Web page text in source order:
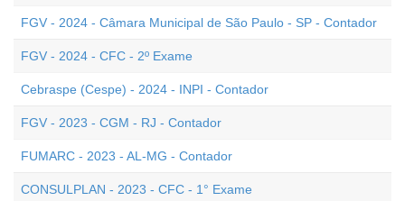
FGV - 2024 - Câmara Municipal de São Paulo - SP - Contador
FGV - 2024 - CFC - 2º Exame
Cebraspe (Cespe) - 2024 - INPI - Contador
FGV - 2023 - CGM - RJ - Contador
FUMARC - 2023 - AL-MG - Contador
CONSULPLAN - 2023 - CFC - 1° Exame